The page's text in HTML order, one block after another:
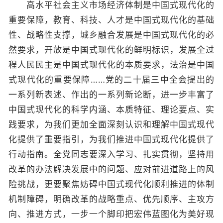
高水平社会主义市场经济体制是中国式现代化的
重要保障，教育、科技、人才是中国式现代化的基础
性、战略性支撑，城乡融合发展是中国式现代化的必
然要求，开放是中国式现代化的鲜明标识，发展全过
程人民民主是中国式现代化的本质要求，法治是中国
式现代化的重要保障……党的二十届三中全会提出的
一系列新表述、作出的一系列新论断，进一步丰富了
中国式现代化的科学内涵、本质特征、理论要点、实
践要求，为我们更加全面深刻认识和理解中国式现代
化提供了重要指引，为我们推进中国式现代化提供了
行动指南。全党同志要深入学习、扎实贯彻，坚持用
改革的办法解决发展中的问题、应对前进道路上的风
险挑战，更要聚焦妨碍中国式现代化顺利推进的体制
机制障碍，明确改革的战略重点、优先顺序、主攻方
向、推进方式，一步一个脚印把宏伟蓝图化为美好现